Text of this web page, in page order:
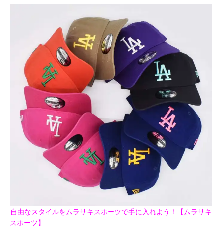
自由なスタイルをムラサキスポーツで手に入れよう！【ムラサキ
スポーツ】